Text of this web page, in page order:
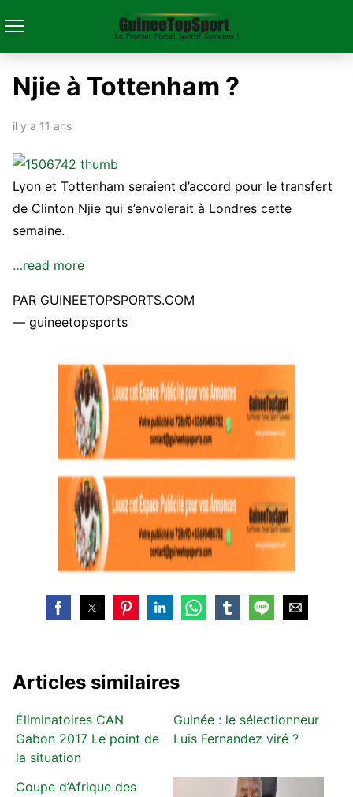
Njie à Tottenham ?
il y a 11 ans
Lyon et Tottenham seraient d’accord pour le transfert
de Clinton Njie qui s’envolerait à Londres cette
semaine.
…read more
PAR GUINEETOPSPORTS.COM
— guineetopsports
Articles similaires
Éliminatoires CAN
Gabon 2017 Le point de
la situation
Guinée : le sélectionneur
Luis Fernandez viré ?
Coupe d’Afrique des